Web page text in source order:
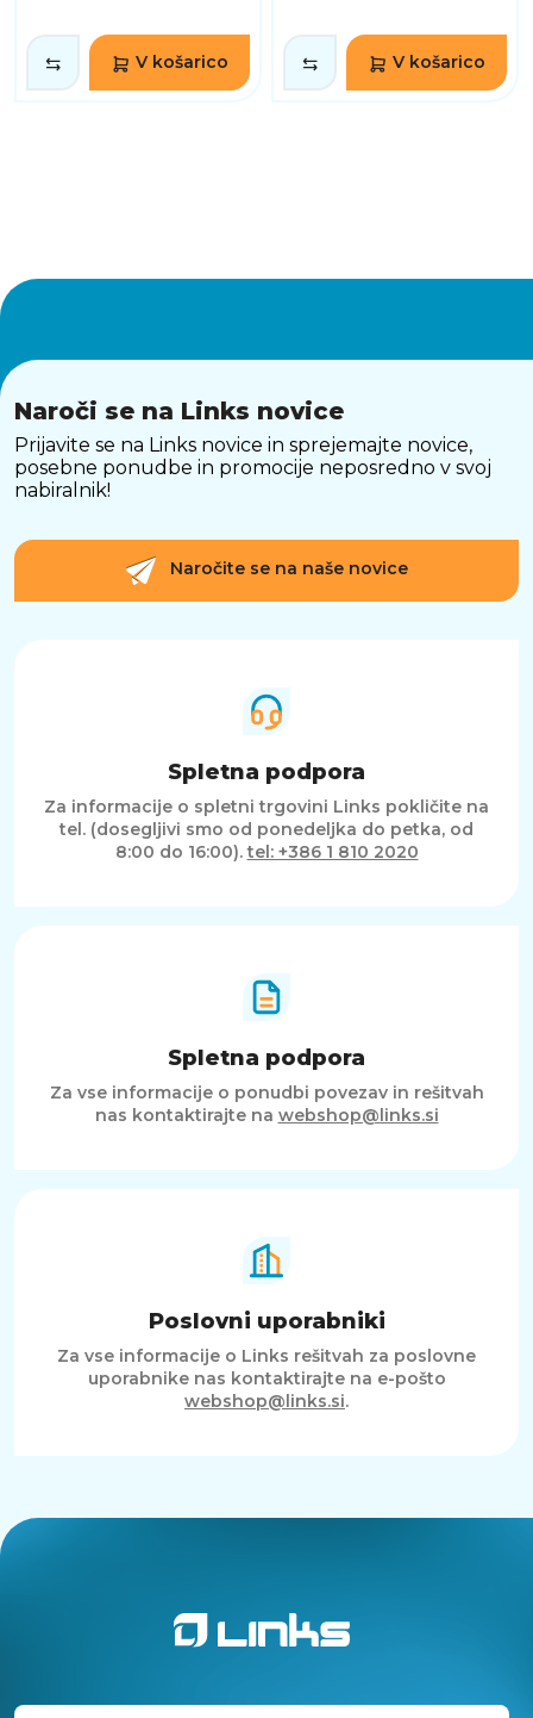
V košarico V košarico
Naroči se na Links novice
Prijavite se na Links novice in sprejemajte novice,
posebne ponudbe in promocije neposredno v svoj
nabiralnik!
Naročite se na naše novice
Spletna podpora
Za informacije o spletni trgovini Links pokličite na
tel. (dosegljivi smo od ponedeljka do petka, od
8:00 do 16:00).tel: +386 1 810 2020
Spletna podpora
Za vse informacije o ponudbi povezav in rešitvah
nas kontaktirajte na webshop@links.si
Poslovni uporabniki
Za vse informacije o Links rešitvah za poslovne
uporabnike nas kontaktirajte na e-pošto
webshop@links.si.